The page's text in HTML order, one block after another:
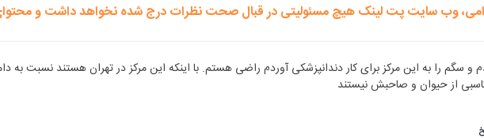
وب سایت پت لینک هیچ مسئولیتی در قبال صحت نظرات درج شده نخواهد داشت و
و سگم را به این مرکز برای کار دندانپزشکی آوردم راضی هستم. با اینکه این مرکز در تهران هستند
از حیوان و صاحبش نیستند